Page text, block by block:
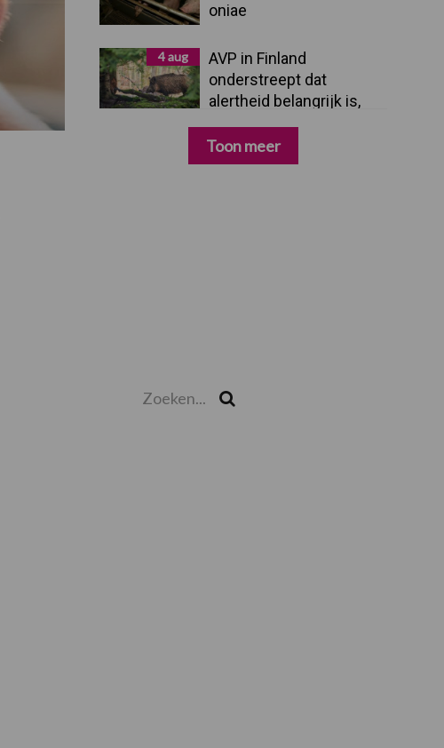
oniae
4 aug
AVP in Finland
onderstreept dat
alertheid belangrijk is,
zeker nu
Toon meer